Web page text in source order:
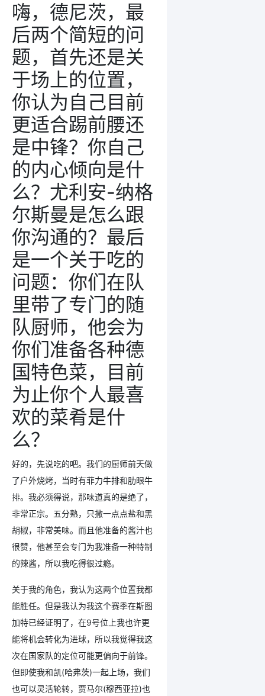
嗨，德尼茨，最
后两个简短的问
题，首先还是关
于场上的位置，
你认为自己目前
更适合踢前腰还
是中锋？你自己
的内心倾向是什
么？尤利安-纳格
尔斯曼是怎么跟
你沟通的？最后
是一个关于吃的
问题：你们在队
里带了专门的随
队厨师，他会为
你们准备各种德
国特色菜，目前
为止你个人最喜
欢的菜肴是什
么？
好的，先说吃的吧。我们的厨师前天做
了户外烧烤，当时有菲力牛排和肋眼牛
排。我必须得说，那味道真的是绝了，
非常正宗。五分熟，只撒一点点盐和黑
胡椒，非常美味。而且他准备的酱汁也
很赞，他甚至会专门为我准备一种特制
的辣酱，所以我吃得很过瘾。
关于我的角色，我认为这两个位置我都
能胜任。但是我认为我这个赛季在斯图
加特已经证明了，在9号位上我也许更
能将机会转化为进球，所以我觉得我这
次在国家队的定位可能更偏向于前锋。
但即使我和凯(哈弗茨)一起上场，我们
也可以灵活轮转，贾马尔(穆西亚拉)也